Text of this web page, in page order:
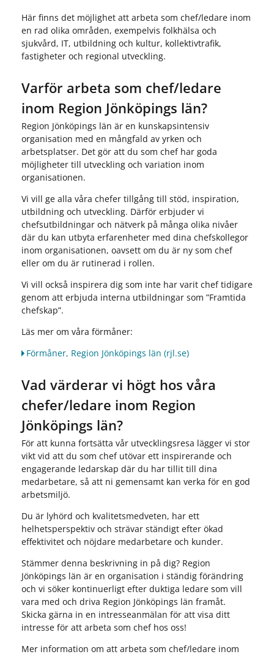
Här finns det möjlighet att arbeta som chef/ledare inom
en rad olika områden, exempelvis folkhälsa och
sjukvård, IT, utbildning och kultur, kollektivtrafik,
fastigheter och regional utveckling.
Varför arbeta som chef/ledare
inom Region Jönköpings län?
Region Jönköpings län är en kunskapsintensiv
organisation med en mångfald av yrken och
arbetsplatser. Det gör att du som chef har goda
möjligheter till utveckling och variation inom
organisationen.
Vi vill ge alla våra chefer tillgång till stöd, inspiration,
utbildning och utveckling. Därför erbjuder vi
chefsutbildningar och nätverk på många olika nivåer
där du kan utbyta erfarenheter med dina chefskollegor
inom organisationen, oavsett om du är ny som chef
eller om du är rutinerad i rollen.
Vi vill också inspirera dig som inte har varit chef tidigare
genom att erbjuda interna utbildningar som ”Framtida
chefskap”.
Läs mer om våra förmåner:
Förmåner, Region Jönköpings län (rjl.se)
Vad värderar vi högt hos våra
chefer/ledare inom Region
Jönköpings län?
För att kunna fortsätta vår utvecklingsresa lägger vi stor
vikt vid att du som chef utövar ett inspirerande och
engagerande ledarskap där du har tillit till dina
medarbetare, så att ni gemensamt kan verka för en god
arbetsmiljö.
Du är lyhörd och kvalitetsmedveten, har ett
helhetsperspektiv och strävar ständigt efter ökad
effektivitet och nöjdare medarbetare och kunder.
Stämmer denna beskrivning in på dig? Region
Jönköpings län är en organisation i ständig förändring
och vi söker kontinuerligt efter duktiga ledare som vill
vara med och driva Region Jönköpings län framåt.
Skicka gärna in en intresseanmälan för att visa ditt
intresse för att arbeta som chef hos oss!
Mer information om att arbeta som chef/ledare inom